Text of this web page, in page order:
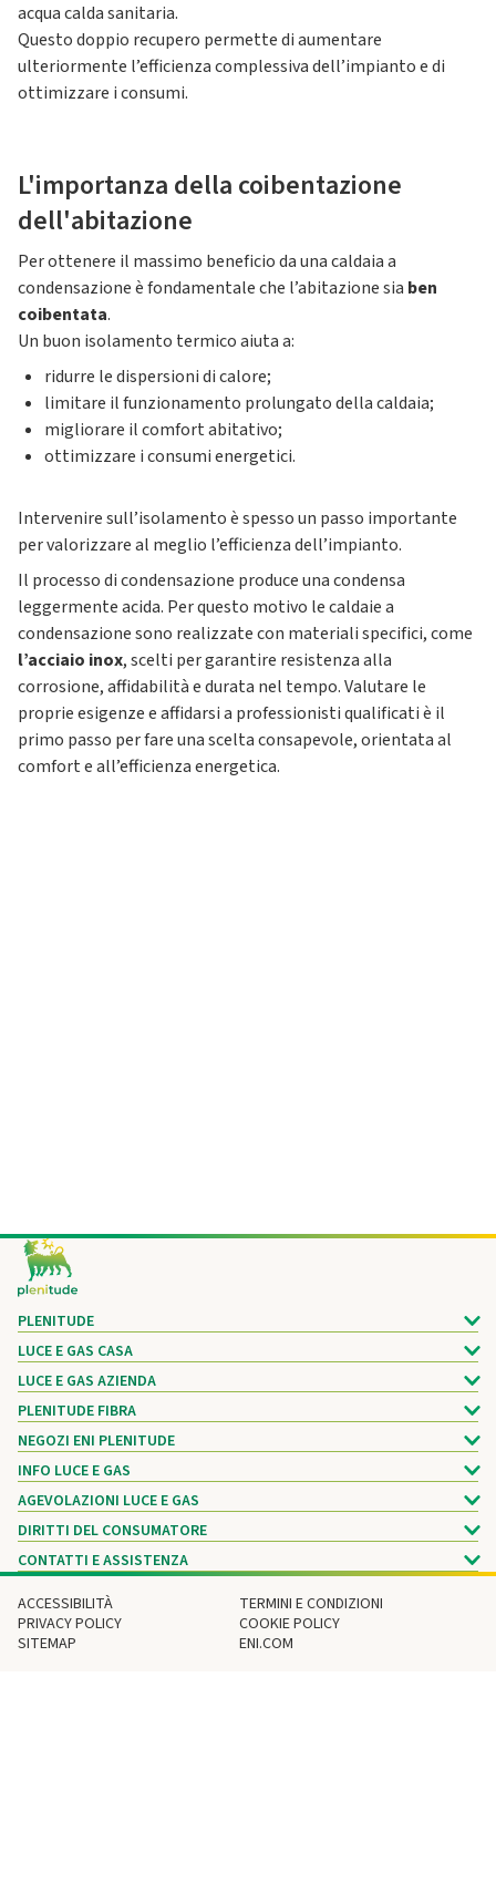
acqua calda sanitaria.
Questo doppio recupero permette di aumentare
ulteriormente l’efficienza complessiva dell’impianto e di
ottimizzare i consumi.
L'importanza della coibentazione
dell'abitazione
Per ottenere il massimo beneficio da una caldaia a
condensazione è fondamentale che l’abitazione sia ben
coibentata.
Un buon isolamento termico aiuta a:
ridurre le dispersioni di calore;
limitare il funzionamento prolungato della caldaia;
migliorare il comfort abitativo;
ottimizzare i consumi energetici.
Intervenire sull’isolamento è spesso un passo importante
per valorizzare al meglio l’efficienza dell’impianto.
Il processo di condensazione produce una condensa
leggermente acida. Per questo motivo le caldaie a
condensazione sono realizzate con materiali specifici, come
l’acciaio inox, scelti per garantire resistenza alla
corrosione, affidabilità e durata nel tempo. Valutare le
proprie esigenze e affidarsi a professionisti qualificati è il
primo passo per fare una scelta consapevole, orientata al
comfort e all’efficienza energetica.
Footer
PLENITUDE
LUCE E GAS CASA
LUCE E GAS AZIENDA
PLENITUDE FIBRA
NEGOZI ENI PLENITUDE
INFO LUCE E GAS
AGEVOLAZIONI LUCE E GAS
DIRITTI DEL CONSUMATORE
CONTATTI E ASSISTENZA
ACCESSIBILITÀ
TERMINI E CONDIZIONI
PRIVACY POLICY
COOKIE POLICY
SITEMAP
ENI.COM